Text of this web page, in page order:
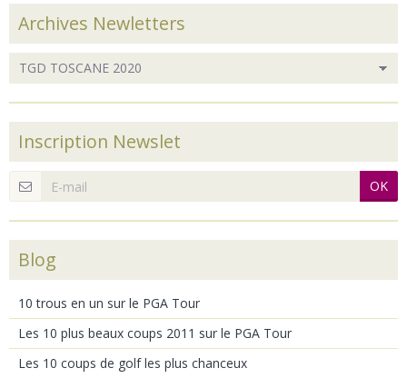
Archives Newletters
Inscription Newslet
OK
Blog
10 trous en un sur le PGA Tour
Les 10 plus beaux coups 2011 sur le PGA Tour
Les 10 coups de golf les plus chanceux